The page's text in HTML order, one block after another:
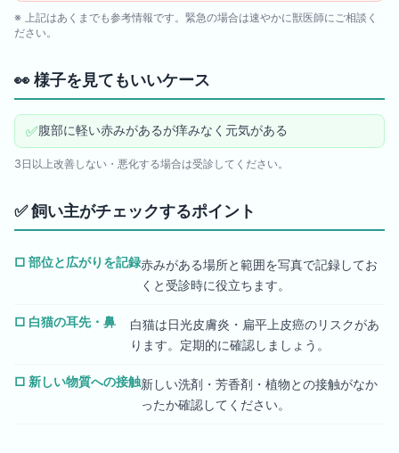
※ 上記はあくまでも参考情報です。緊急の場合は速やかに獣医師にご相談く
ださい。
👀様子を見てもいいケース
✅腹部に軽い赤みがあるが痒みなく元気がある
3日以上改善しない・悪化する場合は受診してください。
✅飼い主がチェックするポイント
□ 部位と広がりを記録赤みがある場所と範囲を写真で記録してお
くと受診時に役立ちます。
□ 白猫の耳先・鼻
白猫は日光皮膚炎・扁平上皮癌のリスクがあ
ります。定期的に確認しましょう。
□ 新しい物質への接触新しい洗剤・芳香剤・植物との接触がなか
ったか確認してください。